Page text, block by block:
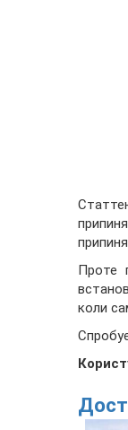
Проте
коли